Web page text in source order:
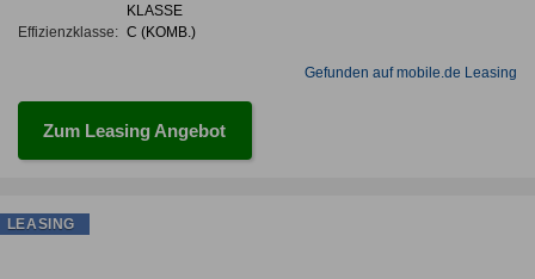
Effizienzklasse:
KLASSE
C (KOMB.)
Gefunden auf mobile.de Leasing
Zum Leasing Angebot
LEASING